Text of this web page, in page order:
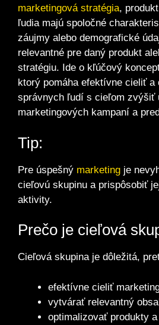
marketingová stratégia,
ľudia majú spoločné
záujmy alebo demografické
relevantné pre daný produkt
stratégiu. Ide o kľúčový
ktorý pomáha efektívne cieliť a
správnych ľudí s cieľom zvýšiť
marketingových kampaní a
Tip:
Pre úspešný marketing je
cieľovú skupinu a prispôsobiť
aktivity.
Prečo je cieľová
Cieľová skupina je dôležitá,
efektívne cieliť
vytvárať relevantný
optimalizovať produkty